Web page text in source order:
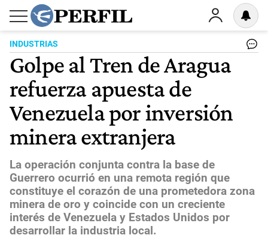
INDUSTRIAS
Golpe al Tren de Aragua
refuerza apuesta de
Venezuela por inversión
minera extranjera
La operación conjunta contra la base de
Guerrero ocurrió en una remota región que
constituye el corazón de una prometedora zona
minera de oro y coincide con un creciente
interés de Venezuela y Estados Unidos por
desarrollar la industria local.